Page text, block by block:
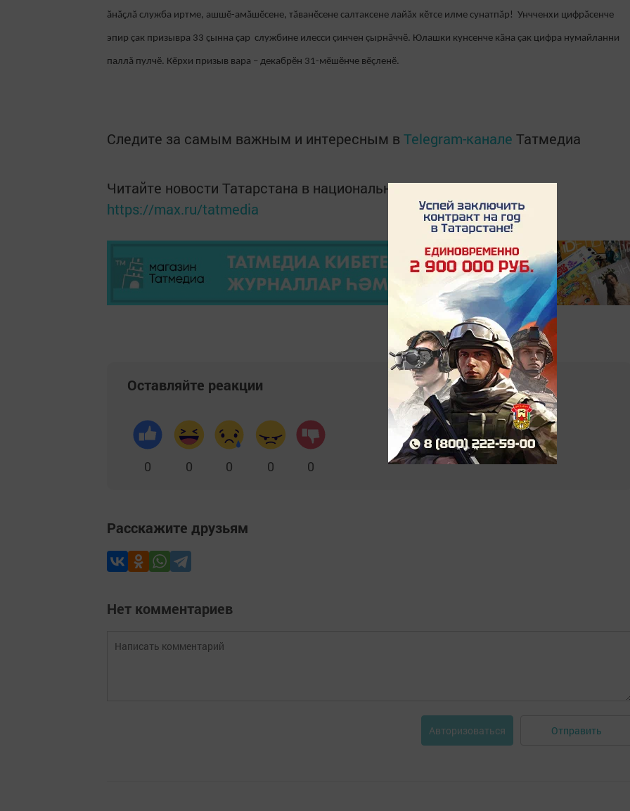
ӑнӑҫлӑ служба иртме, ашшӗ-амӑшӗсене, тӑванӗсене салтаксене лайăх кӗтсе илме сунатпӑр! Унчченхи цифрӑсенче
эпир ҫак призывра 33 ҫынна ҫар службине илесси çинчен çырнăччӗ. Юлашки кунсенче кӑна çак цифра нумайланни
паллă пулчӗ. Кӗрхи призыв вара – декабрӗн 31-мӗшӗнче вӗçленӗ.
Следите за самым важным и интересным в Telegram-канале Татмедиа
Читайте новости Татарстана в национальном мессенджере MАХ:
https://max.ru/tatmedia
Оставляйте реакции
0 0 0 0 0
Расскажите друзьям
Нет комментариев
Авторизоваться Отправить